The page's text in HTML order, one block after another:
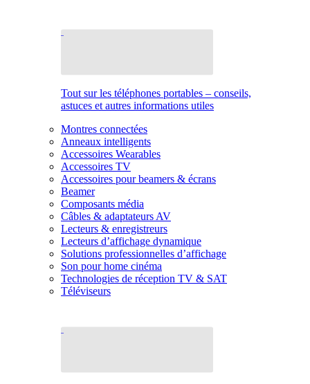
Tout sur les téléphones portables – conseils,
astuces et autres informations utiles
Montres connectées
Anneaux intelligents
Accessoires Wearables
Accessoires TV
Accessoires pour beamers & écrans
Beamer
Composants média
Câbles & adaptateurs AV
Lecteurs & enregistreurs
Lecteurs d’affichage dynamique
Solutions professionnelles d’affichage
Son pour home cinéma
Technologies de réception TV & SAT
Téléviseurs